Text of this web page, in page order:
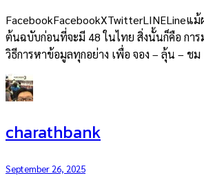
FacebookFacebookXTwitterLINELineแ
ต้นฉบับก่อนที่จะมี 48 ในไทย สิ่งนั้นก็คือ กา
วิธีการหาข้อมูลทุกอย่าง เพื่อ จอง – ลุ้น – ช
charathbank
September 26, 2025